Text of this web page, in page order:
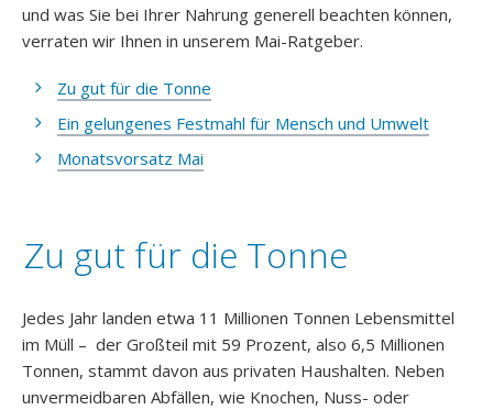
und was Sie bei Ihrer Nahrung generell beachten können,
verraten wir Ihnen in unserem Mai-Ratgeber.
Zu gut für die Tonne
Ein gelungenes Festmahl für Mensch und Umwelt
Monatsvorsatz Mai
Zu gut für die Tonne
Jedes Jahr landen etwa 11 Millionen Tonnen Lebensmittel
im Müll – der Großteil mit 59 Prozent, also 6,5 Millionen
Tonnen, stammt davon aus privaten Haushalten. Neben
unvermeidbaren Abfällen, wie Knochen, Nuss- oder
Animationen ausschalten